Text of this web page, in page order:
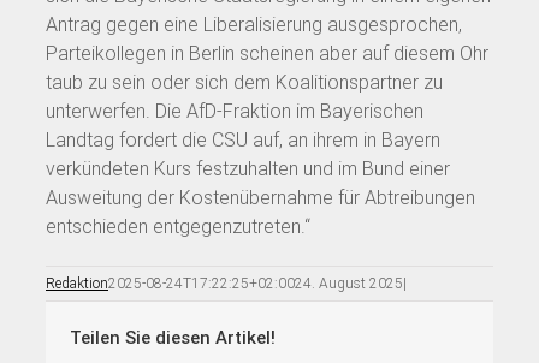
Antrag gegen eine Liberalisierung ausgesprochen,
Parteikollegen in Berlin scheinen aber auf diesem Ohr
taub zu sein oder sich dem Koalitionspartner zu
unterwerfen. Die AfD-Fraktion im Bayerischen
Landtag fordert die CSU auf, an ihrem in Bayern
verkündeten Kurs festzuhalten und im Bund einer
Ausweitung der Kostenübernahme für Abtreibungen
entschieden entgegenzutreten.“
Redaktion2025-08-24T17:22:25+02:0024. August 2025|
Teilen Sie diesen Artikel!